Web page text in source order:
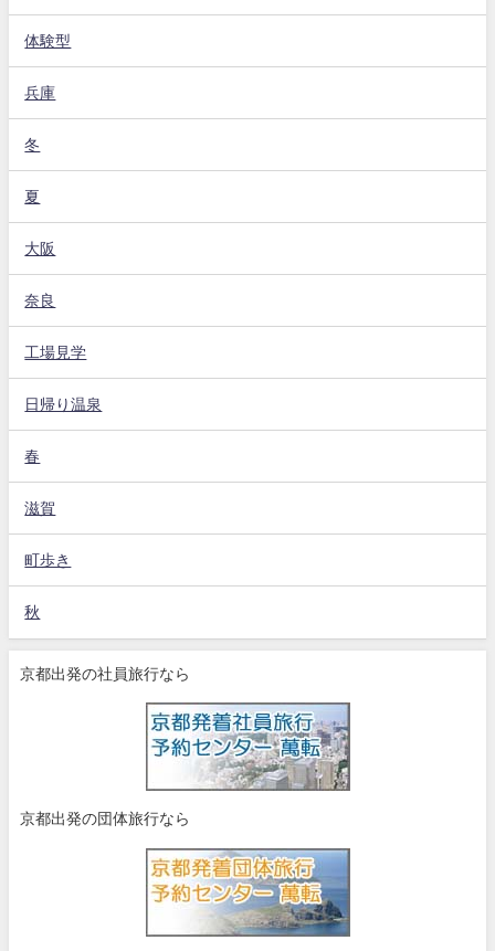
体験型
兵庫
冬
夏
大阪
奈良
工場見学
日帰り温泉
春
滋賀
町歩き
秋
京都出発の社員旅行なら
京都出発の団体旅行なら